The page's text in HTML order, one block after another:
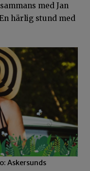
med Jan
härlig stund med
Askersunds